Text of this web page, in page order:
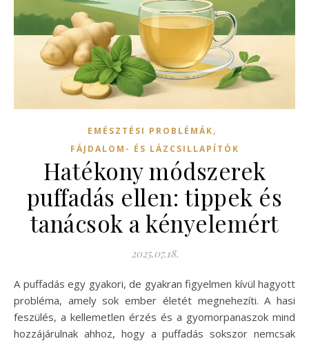
EMÉSZTÉSI PROBLÉMÁK,
FÁJDALOM- ÉS LÁZCSILLAPÍTÓK
Hatékony módszerek
puffadás ellen: tippek és
tanácsok a kényelemért
2025.07.18.
A puffadás egy gyakori, de gyakran figyelmen kívül hagyott
probléma, amely sok ember életét megnehezíti. A hasi
feszülés, a kellemetlen érzés és a gyomorpanaszok mind
hozzájárulnak ahhoz, hogy a puffadás sokszor nemcsak